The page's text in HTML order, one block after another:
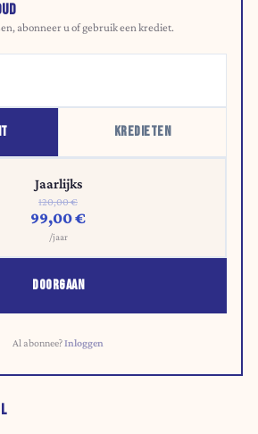
abonneer u of gebruik een krediet.
KREDIETEN
Jaarlijks
120,00 €
99,00 €
/jaar
DOORGAAN
Al abonnee?Inloggen